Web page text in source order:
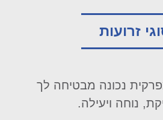
זרועות
נכונה מבטיחה לך
נוחה ויעילה.